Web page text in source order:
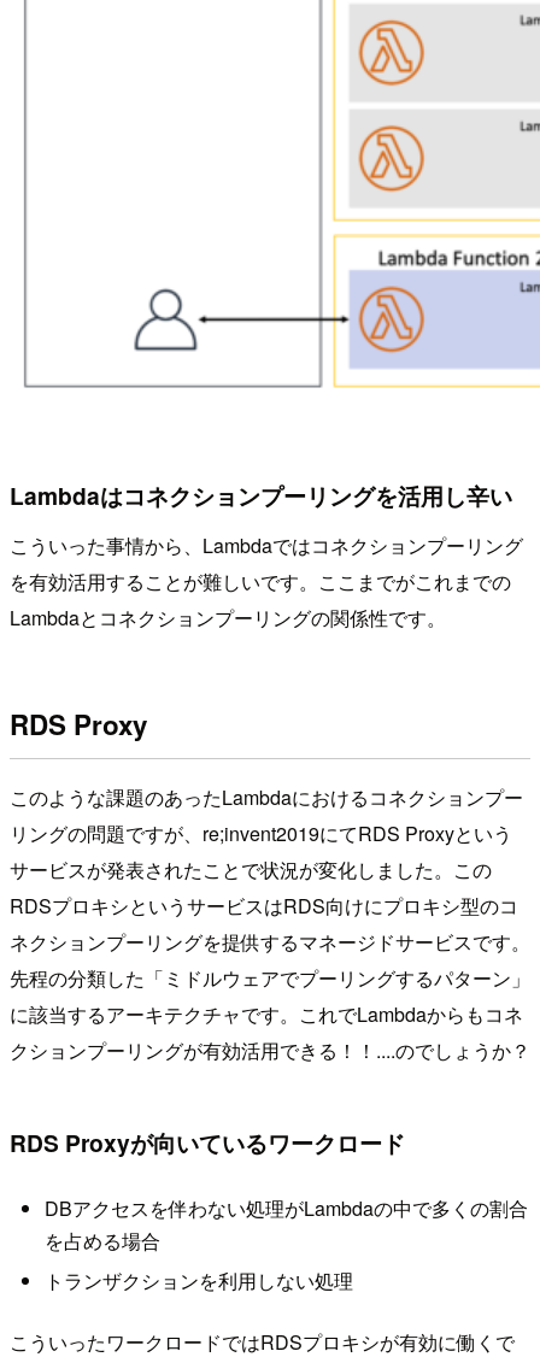
Lambdaはコネクションプーリングを活用し辛い
こういった事情から、Lambdaではコネクションプーリング
を有効活用することが難しいです。ここまでがこれまでの
Lambdaとコネクションプーリングの関係性です。
RDS Proxy
このような課題のあったLambdaにおけるコネクションプー
リングの問題ですが、re;invent2019にてRDS Proxyという
サービスが発表されたことで状況が変化しました。この
RDSプロキシというサービスはRDS向けにプロキシ型のコ
ネクションプーリングを提供するマネージドサービスです。
先程の分類した「ミドルウェアでプーリングするパターン」
に該当するアーキテクチャです。これでLambdaからもコネ
クションプーリングが有効活用できる！！....のでしょうか？
RDS Proxyが向いているワークロード
DBアクセスを伴わない処理がLambdaの中で多くの割合
を占める場合
トランザクションを利用しない処理
こういったワークロードではRDSプロキシが有効に働くで